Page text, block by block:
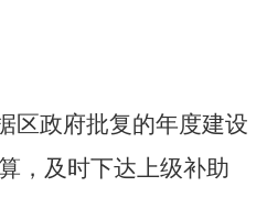
区政府批复的年度建设
， 及时下达上级补助